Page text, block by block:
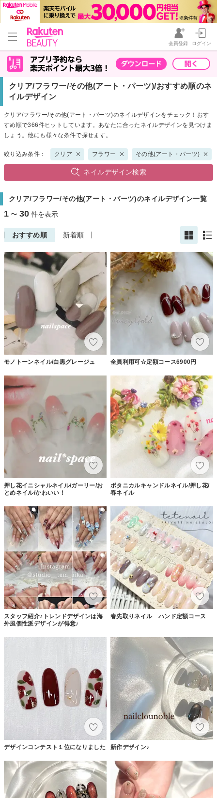
会員登録 ログイン
クリア/フラワー/その他(アート・パーツ)/おすすめ順のネ
イルデザイン
クリア/フラワー/その他(アート・パーツ)のネイルデザインをチェック！おす
すめ順で366件ヒットしています。あなたに合ったネイルデザインを見つけま
しょう。他にも様々な条件で探せます。
絞り込み条件： クリア フラワー その他(アート・パーツ)
ネイルデザイン検索
クリア/フラワー/その他(アート・パーツ)のネイルデザイン一覧
1 〜 30 件を表示
おすすめ順 新着順
モノトーンネイル/白黒グレージュ 全員利用可☆定額コース6900円
押し花イニシャルネイル/ガーリー/お
とめネイル/かわいい！
ボタニカルキャンドルネイル/押し花/
春ネイル
スタッフ紹介♪トレンドデザインは海
外風個性派デザインが得意♪
春先取りネイル ハンド定額コース
デザインコンテスト１位になりました 新作デザイン♪